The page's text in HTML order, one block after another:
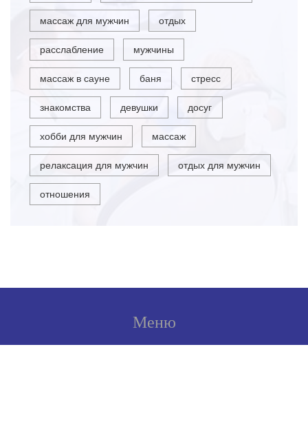
массаж для мужчин отдых
расслабление мужчины
массаж в сауне баня стресс
знакомства девушки досуг
хобби для мужчин массаж
релаксация для мужчин отдых для мужчин
отношения
Меню
О нас